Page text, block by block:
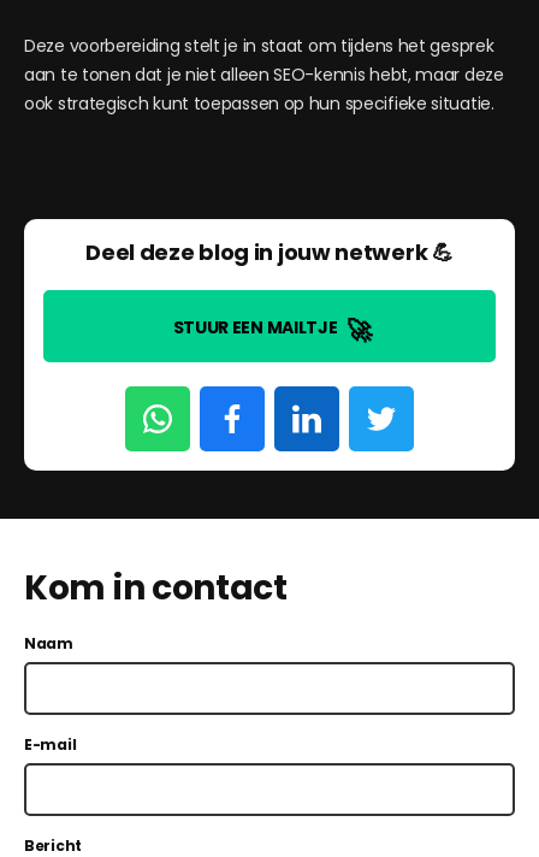
Deze voorbereiding stelt je in staat om tijdens het gesprek
aan te tonen dat je niet alleen SEO-kennis hebt, maar deze
ook strategisch kunt toepassen op hun specifieke situatie.
Deel deze blog in jouw netwerk 💪
STUUR EEN MAILTJE 🚀
Kom in contact
Naam
E-mail
Bericht